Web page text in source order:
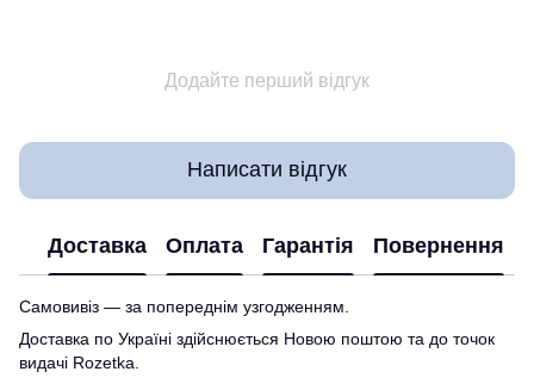
Додайте перший відгук
Написати відгук
Доставка Оплата Гарантія Повернення
Самовивіз — за попереднім узгодженням.
Доставка по Україні здійснюється Новою поштою та до точок
видачі Rozetka.